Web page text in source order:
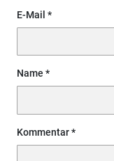
E-Mail
Name
Kommentar